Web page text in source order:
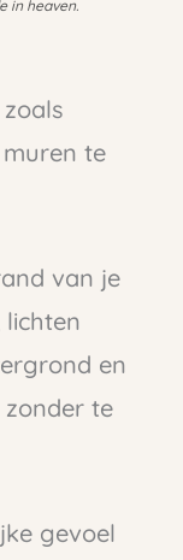
in heaven.
te
van je
en
te
gevoel